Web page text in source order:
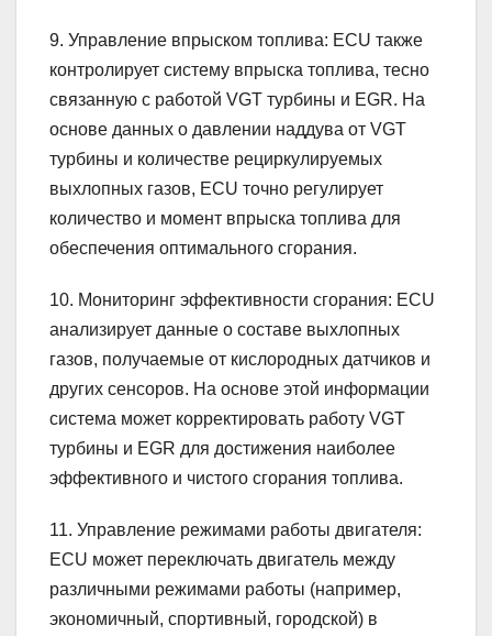
9. Управление впрыском топлива: ECU также
контролирует систему впрыска топлива, тесно
связанную с работой VGT турбины и EGR. На
основе данных о давлении наддува от VGT
турбины и количестве рециркулируемых
выхлопных газов, ECU точно регулирует
количество и момент впрыска топлива для
обеспечения оптимального сгорания.
10. Мониторинг эффективности сгорания: ECU
анализирует данные о составе выхлопных
газов, получаемые от кислородных датчиков и
других сенсоров. На основе этой информации
система может корректировать работу VGT
турбины и EGR для достижения наиболее
эффективного и чистого сгорания топлива.
11. Управление режимами работы двигателя:
ECU может переключать двигатель между
различными режимами работы (например,
экономичный, спортивный, городской) в